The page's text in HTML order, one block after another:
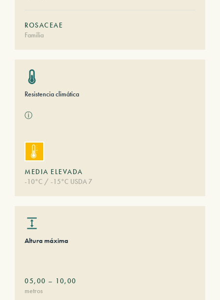
ROSACEAE
Familia
Resistencia climática
ⓘ
MEDIA ELEVADA
-10°C / -15°C USDA 7
Altura máxima
05,00 – 10,00
metros